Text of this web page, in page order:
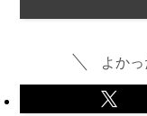
よか